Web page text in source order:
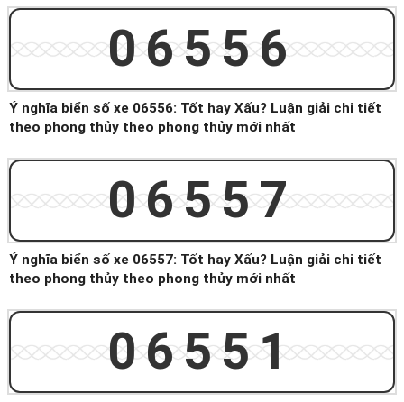
06556
Ý nghĩa biển số xe 06556: Tốt hay Xấu? Luận giải chi tiết
theo phong thủy theo phong thủy mới nhất
06557
Ý nghĩa biển số xe 06557: Tốt hay Xấu? Luận giải chi tiết
theo phong thủy theo phong thủy mới nhất
06551